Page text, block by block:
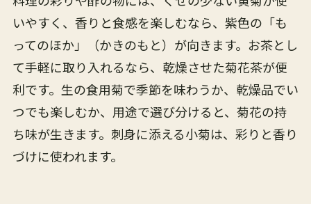
いやすく、香りと食感を楽しむなら、紫色の「も
ってのほか」（かきのもと）が向きます。お茶とし
て手軽に取り入れるなら、乾燥させた菊花茶が便
利です。生の食用菊で季節を味わうか、乾燥品でい
つでも楽しむか、用途で選び分けると、菊花の持
ち味が生きます。刺身に添える小菊は、彩りと香り
づけに使われます。